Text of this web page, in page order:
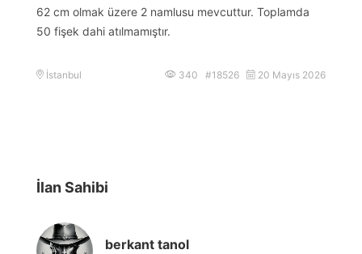
62 cm olmak üzere 2 namlusu mevcuttur. Toplamda
50 fişek dahi atılmamıştır.
İstanbul 340 #18526 20 Mayıs 2026
İlan Sahibi
berkant tanol